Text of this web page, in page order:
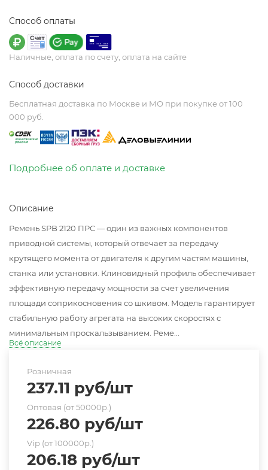
Способ оплаты
Наличные, оплата по счету, оплата на сайте
Способ доставки
Бесплатная доставка по Москве и МО при покупке от 100
000 руб.
Подробнее об оплате и доставке
Описание
Ремень SPB 2120 ПРС — один из важных компонентов
приводной системы, который отвечает за передачу
крутящего момента от двигателя к другим частям машины,
станка или установки. Клиновидный профиль обеспечивает
эффективную передачу мощности за счет увеличения
площади соприкосновения со шкивом. Модель гарантирует
стабильную работу агрегата на высоких скоростях с
минимальным проскальзыванием. Реме...
Всё описание
Розничная
237.11 руб/шт
Оптовая (от 50000р.)
226.80 руб/шт
Vip (от 100000р.)
206.18 руб/шт